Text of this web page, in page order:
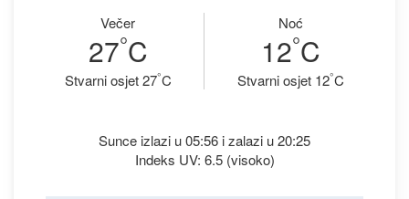
Večer
27°C
Stvarni osjet 27°C
Noć
12°C
Stvarni osjet 12°C
Sunce izlazi u 05:56 i zalazi u 20:25
Indeks UV: 6.5 (visoko)